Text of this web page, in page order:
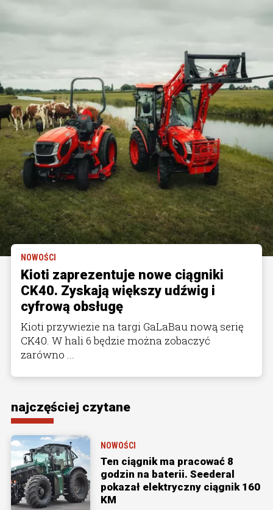
NOWOŚCI
Kioti zaprezentuje nowe ciągniki
CK40. Zyskają większy udźwig i
cyfrową obsługę
Kioti przywiezie na targi GaLaBau nową serię
CK40. W hali 6 będzie można zobaczyć
zarówno ...
najczęściej czytane
NOWOŚCI
Ten ciągnik ma pracować 8
godzin na baterii. Seederal
pokazał elektryczny ciągnik 160
KM